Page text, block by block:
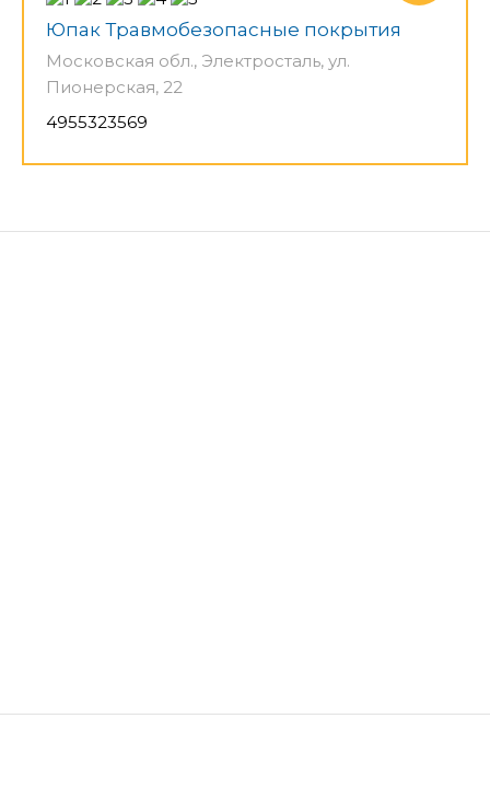
Юпак Травмобезопасные покрытия
Московская обл., Электросталь, ул.
Пионерская, 22
4955323569